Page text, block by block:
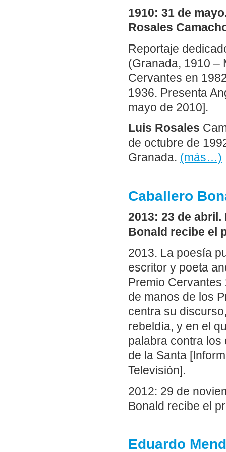
1910: 31 de
Rosales
Reportaje
(Granada, 1910 –
Cervantes en
1936. Presenta
mayo de 2010].
Luis Rosales
de octubre de
Granada. (más…)
Caballero
2013: 23 de
Bonald recibe el
2013. La poesía
escritor y poeta
Premio
de manos de los
centra su
rebeldía, y en el
palabra contra los
de la Santa
Televisión].
2012: 29 de
Bonald recibe el
Eduardo